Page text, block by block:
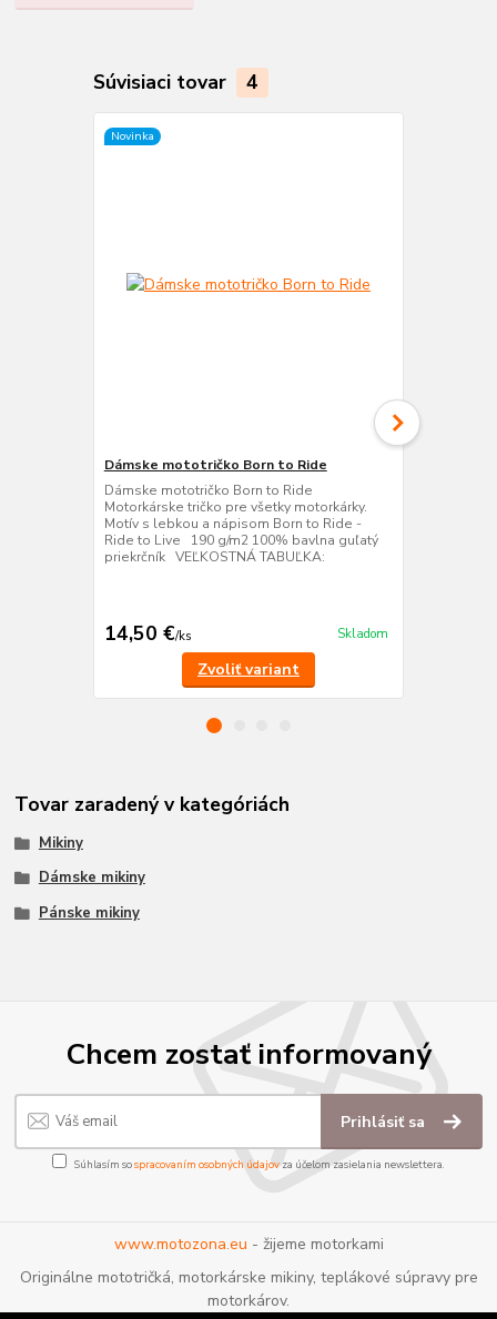
Súvisiaci tovar 4
Novinka
Dámske mototričko Born to Ride
Dámske mototričko Born to Ride
Motorkárske tričko pre všetky motorkárky.
Motív s lebkou a nápisom Born to Ride -
Ride to Live 190 g/m2 100% bavlna guľatý
priekrčník VEĽKOSTNÁ TABUĽKA:
14,50 €/ks Skladom
Zvoliť variant
Tovar zaradený v kategóriách
Mikiny
Dámske mikiny
Pánske mikiny
Chcem zostať informovaný
Prihlásiť sa
Súhlasím sospracovaním osobných údajov za účelom zasielania newslettera.
www.motozona.eu - žijeme motorkami
Originálne mototričká, motorkárske mikiny, teplákové súpravy pre
motorkárov.